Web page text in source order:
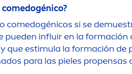
comedogénico?
comedogénicos si se
pueden influir en la
que estimula la formación
para las pieles propensas